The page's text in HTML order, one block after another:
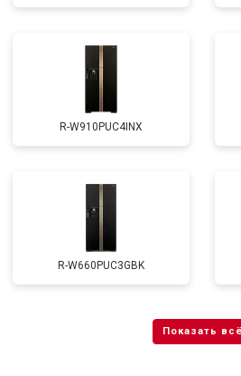
R-W910PUC4INX
R-W660PUC3GBK